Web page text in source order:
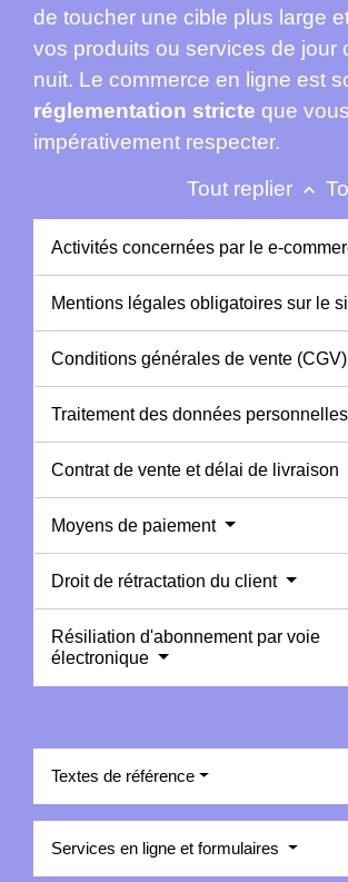
de toucher une cible plus large
vos produits ou services de jour
nuit. Le commerce en ligne est
réglementation stricte que
impérativement respecter.
Tout replier keyboard_arrow_up
Activités concernées par le e-
Mentions légales obligatoires sur le
Conditions générales de vente (CGV)
Traitement des données personnelles
Contrat de vente et délai de livraison
Moyens de paiement
Droit de rétractation du client
Résiliation d'abonnement par voie
électronique
Textes de référence
Services en ligne et formulaires